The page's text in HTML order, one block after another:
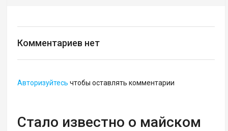
Комментариев нет
Авторизуйтесь чтобы оставлять комментарии
Стало известно о майском